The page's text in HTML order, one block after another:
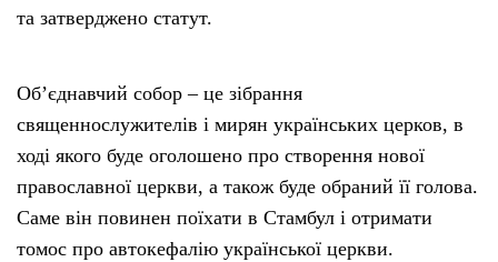
та затверджено статут.
Об’єднавчий собор – це зібрання
священнослужителів і мирян українських церков, в
ході якого буде оголошено про створення нової
православної церкви, а також буде обраний її голова.
Саме він повинен поїхати в Стамбул і отримати
томос про автокефалію української церкви.